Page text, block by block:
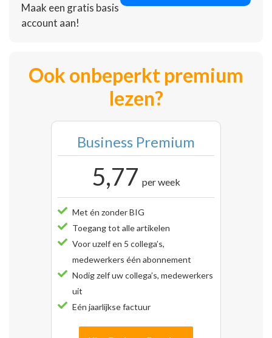
Maak een gratis basis
account aan!
Ook onbeperkt premium
lezen?
Business Premium
5,77 per week
Met én zonder BIG
Toegang tot alle artikelen
Voor uzelf en 5 collega’s,
medewerkers één abonnement
Nodig zelf uw collega’s, medewerkers
uit
Eén jaarlijkse factuur